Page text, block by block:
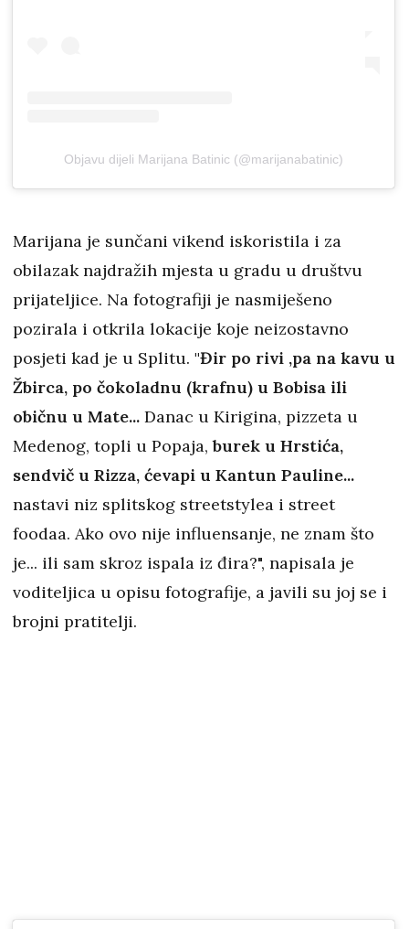
Objavu dijeli Marijana Batinic (@marijanabatinic)
Marijana je sunčani vikend iskoristila i za
obilazak najdražih mjesta u gradu u društvu
prijateljice. Na fotografiji je nasmiješeno
pozirala i otkrila lokacije koje neizostavno
posjeti kad je u Splitu. "Đir po rivi ,pa na kavu u
Žbirca, po čokoladnu (krafnu) u Bobisa ili
običnu u Mate... Danac u Kirigina, pizzeta u
Medenog, topli u Popaja,burek u Hrstića,
sendvič u Rizza, ćevapi u Kantun Pauline...
nastavi niz splitskog streetstylea i street
foodaa. Ako ovo nije influensanje, ne znam što
je... ili sam skroz ispala iz đira?", napisala je
voditeljica u opisu fotografije, a javili su joj se i
brojni pratitelji.